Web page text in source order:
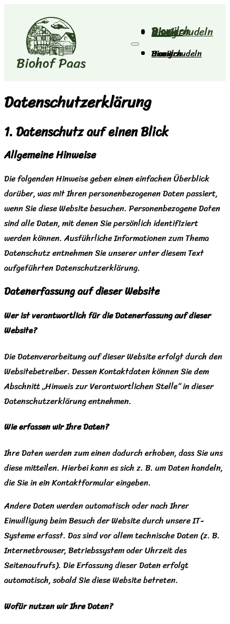
Biomilch
Bioeier
Bioeiernudeln
Honig
Biomilch
Bioeier
Bioeiernudeln
Honig
Datenschutz­erklärung
1. Datenschutz auf einen Blick
Allgemeine Hinweise
Die folgenden Hinweise geben einen einfachen Überblick
darüber, was mit Ihren personenbezogenen Daten passiert,
wenn Sie diese Website besuchen. Personenbezogene Daten
sind alle Daten, mit denen Sie persönlich identifiziert
werden können. Ausführliche Informationen zum Thema
Datenschutz entnehmen Sie unserer unter diesem Text
aufgeführten Datenschutzerklärung.
Datenerfassung auf dieser Website
Wer ist verantwortlich für die Datenerfassung auf dieser
Website?
Die Datenverarbeitung auf dieser Website erfolgt durch den
Websitebetreiber. Dessen Kontaktdaten können Sie dem
Abschnitt „Hinweis zur Verantwortlichen Stelle“ in dieser
Datenschutzerklärung entnehmen.
Wie erfassen wir Ihre Daten?
Ihre Daten werden zum einen dadurch erhoben, dass Sie uns
diese mitteilen. Hierbei kann es sich z. B. um Daten handeln,
die Sie in ein Kontaktformular eingeben.
Andere Daten werden automatisch oder nach Ihrer
Einwilligung beim Besuch der Website durch unsere IT-
Systeme erfasst. Das sind vor allem technische Daten (z. B.
Internetbrowser, Betriebssystem oder Uhrzeit des
Seitenaufrufs). Die Erfassung dieser Daten erfolgt
automatisch, sobald Sie diese Website betreten.
Wofür nutzen wir Ihre Daten?